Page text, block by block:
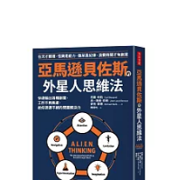
巴梭法王(2)
巴赫(2)
中國礦業大學出版社
中國醫藥科技出版社
中國鐵道出版社(4)